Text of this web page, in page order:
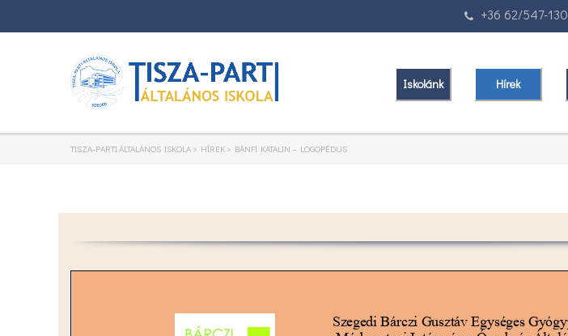
+36 62/547-130
Iskolánk Hírek
TISZA-PARTI ÁLTALÁNOS ISKOLA > HÍREK > BÁNFI KATALIN – LOGOPÉDUS